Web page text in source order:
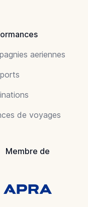
aeriennes
de voyages
Membre de